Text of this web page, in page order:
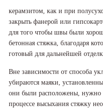
керамзитом, как и при
закрыть фанерой или
для того чтобы швы были
бетонная стяжка, благодаря
готовый для дальнейшей
Вне зависимости от способа
убираются маяки,
они были расположены, нужно
процессе высыхания стяжку